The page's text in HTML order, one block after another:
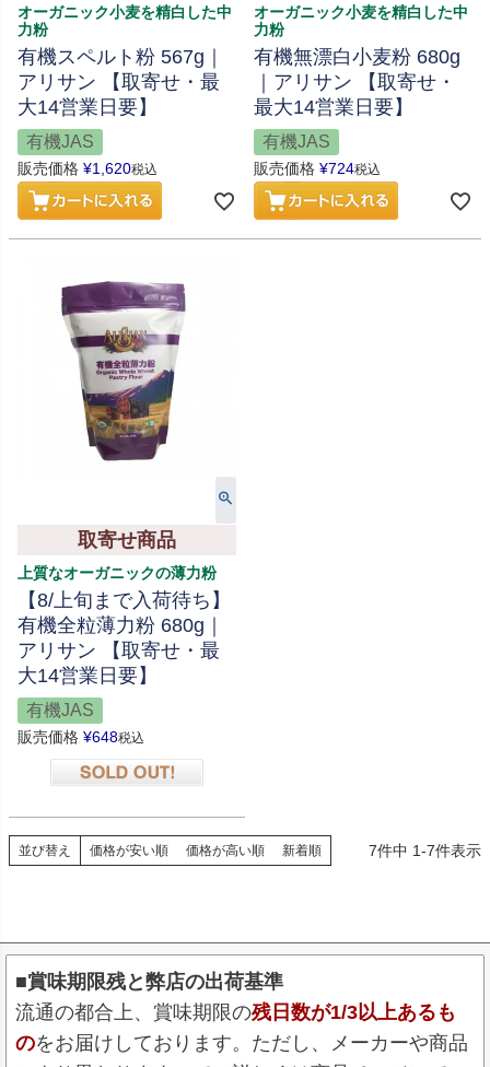
オーガニック小麦を精白した中
力粉
有機スペルト粉 567g｜
アリサン 【取寄せ・最
大14営業日要】
有機JAS
販売価格 ¥1,620税込
オーガニック小麦を精白した中
力粉
有機無漂白小麦粉 680g
｜アリサン 【取寄せ・
最大14営業日要】
有機JAS
販売価格 ¥724税込
取寄せ商品
上質なオーガニックの薄力粉
【8/上旬まで入荷待ち】
有機全粒薄力粉 680g｜
アリサン 【取寄せ・最
大14営業日要】
有機JAS
販売価格 ¥648税込
並び替え 価格が安い順 価格が高い順 新着順 7件中 1-7件表示
■賞味期限残と弊店の出荷基準
流通の都合上、賞味期限の残日数が1/3以上あるも
のをお届けしております。ただし、メーカーや商品